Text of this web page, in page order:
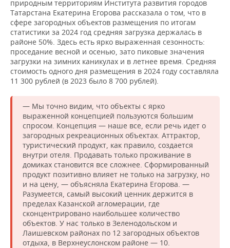
природным территориям Института развития городов
Татарстана Екатерина Егорова рассказала о том, что в
сфере загородных объектов размещения по итогам
статистики за 2024 год средняя загрузка держалась в
районе 50%. Здесь есть ярко выраженная сезонность:
проседание весной и осенью, зато пиковые значения
загрузки на зимних каникулах и в летнее время. Средняя
стоимость одного дня размещения в 2024 году составляла
11 300 рублей (в 2023 было 8 700 рублей).
— Мы точно видим, что объекты с ярко
выраженной концепцией пользуются большим
спросом. Концепция — наше все, если речь идет о
загородных рекреационных объектах. Аттрактор,
туристический продукт, как правило, создается
внутри отеля. Продавать только проживание в
домиках становится все сложнее. Сформированный
продукт позитивно влияет не только на загрузку, но
и на цену, — объясняла Екатерина Егорова. —
Разумеется, самый высокий ценник держится в
пределах Казанской агломерации, где
сконцентрировано наибольшее количество
объектов. У нас только в Зеленодольском и
Лаишевском районах по 12 загородных объектов
отдыха, в Верхнеуслонском районе — 10.